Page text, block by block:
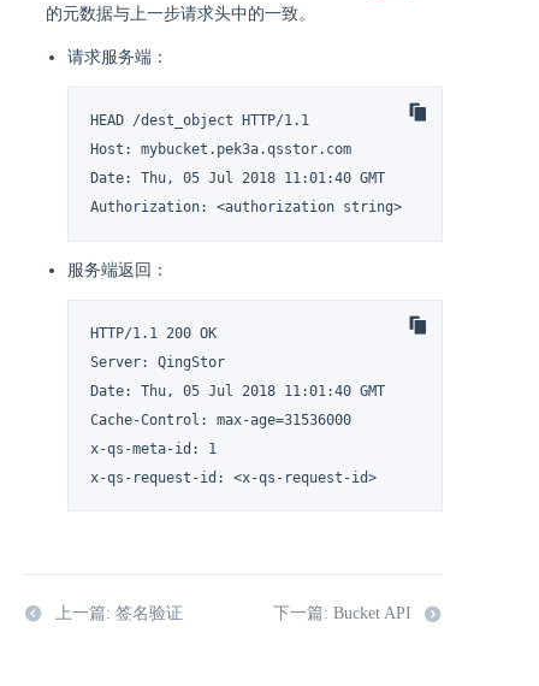
的元数据与上一步请求头中的一致。
请求服务端：
HEAD /dest_object HTTP/1.1
Host: mybucket.pek3a.qsstor.com
Date: Thu, 05 Jul 2018 11:01:40 GMT
Authorization: <authorization string>
服务端返回：
HTTP/1.1 200 OK
Server: QingStor
Date: Thu, 05 Jul 2018 11:01:40 GMT
Cache-Control: max-age=31536000
x-qs-meta-id: 1
x-qs-request-id: <x-qs-request-id>
上一篇: 签名验证 下一篇: Bucket API